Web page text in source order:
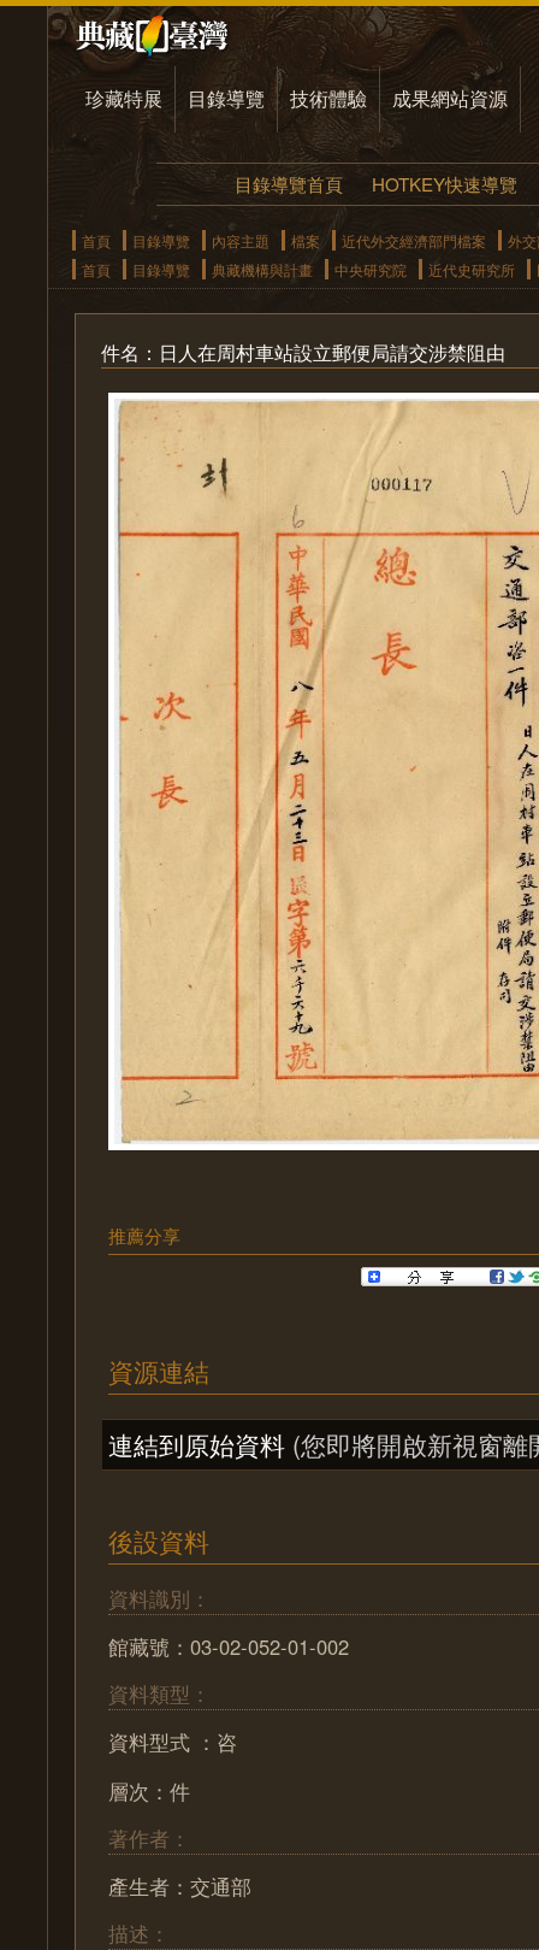
珍藏特展 目錄導覽 技術體驗 成果網站資源
目錄導覽首頁 HOTKEY快速導覽
首頁 目錄導覽 內容主題 檔案 近代外交經濟部門檔案
外
首頁
目錄導覽 典藏機構與計畫 中央研究院 近代史研究所
件名：日人在周村車站設立郵便局請交涉禁阻由
推薦分享
資源連結
連結到原始資料 (您即將開啟新視窗離
後設資料
資料識別：
館藏號：03-02-052-01-002
資料類型：
資料型式 ：咨
層次：件
著作者：
產生者：交通部
描述：